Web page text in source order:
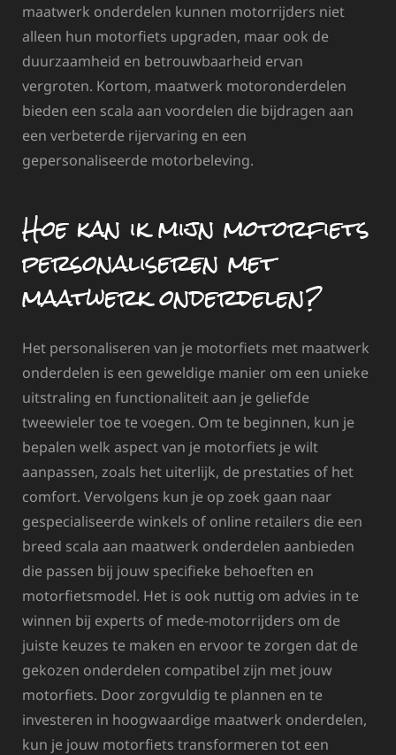
maatwerk onderdelen kunnen motorrijders niet
alleen hun motorfiets upgraden, maar ook de
duurzaamheid en betrouwbaarheid ervan
vergroten. Kortom, maatwerk motoronderdelen
bieden een scala aan voordelen die bijdragen aan
een verbeterde rijervaring en een
gepersonaliseerde motorbeleving.
Hoe kan ik mijn motorfiets
personaliseren met
maatwerk onderdelen?
Het personaliseren van je motorfiets met maatwerk
onderdelen is een geweldige manier om een unieke
uitstraling en functionaliteit aan je geliefde
tweewieler toe te voegen. Om te beginnen, kun je
bepalen welk aspect van je motorfiets je wilt
aanpassen, zoals het uiterlijk, de prestaties of het
comfort. Vervolgens kun je op zoek gaan naar
gespecialiseerde winkels of online retailers die een
breed scala aan maatwerk onderdelen aanbieden
die passen bij jouw specifieke behoeften en
motorfietsmodel. Het is ook nuttig om advies in te
winnen bij experts of mede-motorrijders om de
juiste keuzes te maken en ervoor te zorgen dat de
gekozen onderdelen compatibel zijn met jouw
motorfiets. Door zorgvuldig te plannen en te
investeren in hoogwaardige maatwerk onderdelen,
kun je jouw motorfiets transformeren tot een